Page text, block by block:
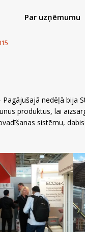
Par uzņēmumu
nedēļā bija
produktus, lai
sistēmu,